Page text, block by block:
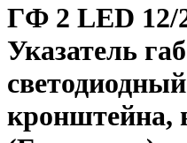
ГФ 2 LED 12/
Указатель
светодиодный
кронштейна,